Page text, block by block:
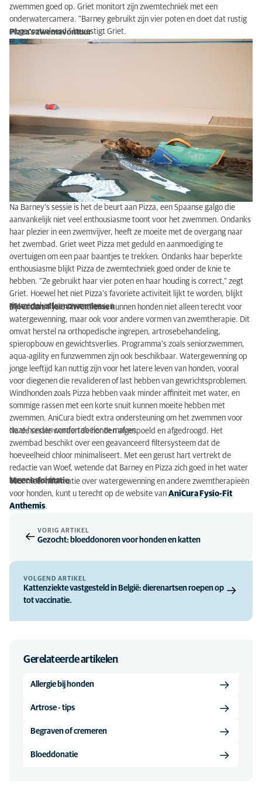
zwemmen goed op. Griet monitort zijn zwemtechniek met een
onderwatercamera. "Barney gebruikt zijn vier poten en doet dat rustig
en gecontroleerd," bevestigt Griet.
Pizza's zwemavontuur
Na Barney's sessie is het de beurt aan Pizza, een Spaanse galgo die
aanvankelijk niet veel enthousiasme toont voor het zwemmen. Ondanks
haar plezier in een zwemvijver, heeft ze moeite met de overgang naar
het zwembad. Griet weet Pizza met geduld en aanmoediging te
overtuigen om een paar baantjes te trekken. Ondanks haar beperkte
enthousiasme blijkt Pizza de zwemtechniek goed onder de knie te
hebben. "Ze gebruikt haar vier poten en haar houding is correct," zegt
Griet. Hoewel het niet Pizza's favoriete activiteit lijkt te worden, blijkt
dat ze zeker kan zwemmen.
Meer dan alleen zwemlessen
Bij AniCura Fysio-Fit Anthemis kunnen honden niet alleen terecht voor
watergewenning, maar ook voor andere vormen van zwemtherapie. Dit
omvat herstel na orthopedische ingrepen, artrosebehandeling,
spieropbouw en gewichtsverlies. Programma's zoals seniorzwemmen,
aqua-agility en funzwemmen zijn ook beschikbaar. Watergewenning op
jonge leeftijd kan nuttig zijn voor het latere leven van honden, vooral
voor diegenen die revalideren of last hebben van gewrichtsproblemen.
Windhonden zoals Pizza hebben vaak minder affiniteit met water, en
sommige rassen met een korte snuit kunnen moeite hebben met
zwemmen. AniCura biedt extra ondersteuning om het zwemmen voor
deze honden comfortabeler te maken.
Na de sessie worden de honden afgespoeld en afgedroogd. Het
zwembad beschikt over een geavanceerd filtersysteem dat de
hoeveelheid chloor minimaliseert. Met een gerust hart vertrekt de
redactie van Woef, wetende dat Barney en Pizza zich goed in het water
kunnen redden.
Meer informatie
Voor meer informatie over watergewenning en andere zwemtherapieën
voor honden, kunt u terecht op de website van AniCura Fysio-Fit
Anthemis.
VORIG ARTIKEL
Gezocht: bloeddonoren voor honden en katten
VOLGEND ARTIKEL
Kattenziekte vastgesteld in België: dierenartsen roepen op
tot vaccinatie.
Gerelateerde artikelen
Allergie bij honden
Artrose - tips
Begraven of cremeren
Bloeddonatie